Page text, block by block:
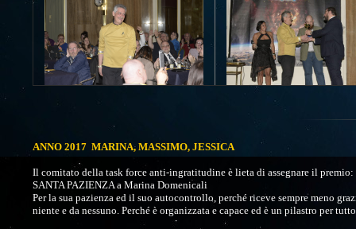
ANNO 2017 MARINA, MASSIMO, JESSICA
Il comitato della task force anti-ingratitudine è lieta di assegnare il premio:
SANTA PAZIENZA a Marina Domenicali
Per la sua pazienza ed il suo autocontrollo, perché riceve sempre meno
niente e da nessuno. Perché è organizzata e capace ed è un pilastro per